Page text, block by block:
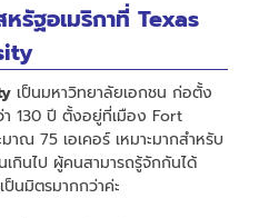
ฐอเมริกาที่ Texas
เป็นมหาวิทยาลัยเอกชน ก่อตั้ง
130 ปี ตั้งอยู่ที่เมือง Fort
ณ 75 เอเคอร์ เหมาะมากสำหรับ
กินไป ผู้คนสามารถรู้จักกันได้
นมิตรมากกว่าค่ะ